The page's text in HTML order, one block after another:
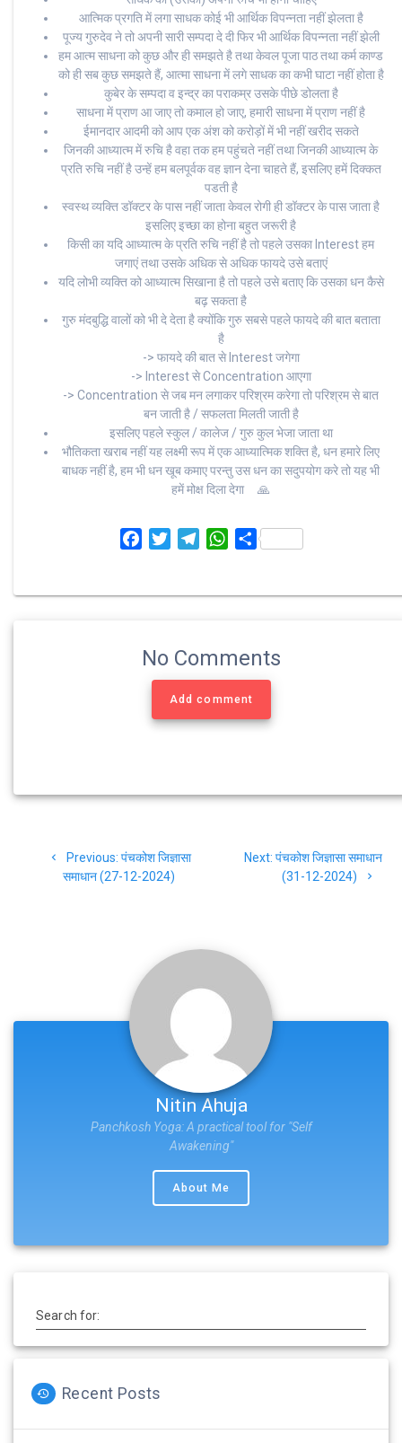
आत्मिक प्रगति में लगा साधक कोई भी आर्थिक विपन्नता नहीं झेलता है
पूज्य गुरुदेव ने तो अपनी सारी सम्पदा दे दी फिर भी आर्थिक विपन्नता नहीं झेली
हम आत्म साधना को कुछ और ही समझते है तथा केवल पूजा पाठ तथा कर्म काण्ड
को ही सब कुछ समझते हैं, आत्मा साधना में लगे साधक का कभी घाटा नहीं होता है
कुबेर के सम्पदा व इन्द्र का पराकम्र उसके पीछे डोलता है
साधना में प्राण आ जाए तो कमाल हो जाए, हमारी साधना में प्राण नहीं है
ईमानदार आदमी को आप एक अंश को करोड़ों में भी नहीं खरीद सकते
जिनकी आध्यात्म में रुचि है वहा तक हम पहुंचते नहीं तथा जिनकी आध्यात्म के
प्रति रुचि नहीं है उन्हें हम बलपूर्वक वह ज्ञान देना चाहते हैं, इसलिए हमें दिक्कत
पडती है
स्वस्थ व्यक्ति डॉक्टर के पास नहीं जाता केवल रोगी ही डॉक्टर के पास जाता है
इसलिए इच्छा का होना बहुत जरूरी है
किसी का यदि आध्यात्म के प्रति रुचि नहीं है तो पहले उसका Interest हम
जगाएं तथा उसके अधिक से अधिक फायदे उसे बताएं
यदि लोभी व्यक्ति को आध्यात्म सिखाना है तो पहले उसे बताए कि उसका धन कैसे
बढ़ सकता है
गुरु मंदबुद्धि वालों को भी दे देता है क्योंकि गुरु सबसे पहले फायदे की बात बताता
है
-> फायदे की बात से Interest जगेगा
-> Interest से Concentration आएगा
-> Concentration से जब मन लगाकर परिश्रम करेगा तो परिश्रम से बात
बन जाती है / सफलता मिलती जाती है
इसलिए पहले स्कुल / कालेज / गुरु कुल भेजा जाता था
भौतिकता खराब नहीं यह लक्ष्मी रूप में एक आध्यात्मिक शक्ति है, धन हमारे लिए
बाधक नहीं है, हम भी धन खूब कमाए परन्तु उस धन का सदुपयोग करे तो यह भी
हमें मोक्ष दिला देगा 🙏
e
o
o
t
e
e
a
W
t
p
S
r
No Comments
Add comment
navigation
Previous: Previous
post:
पंचकोश जिज्ञासा
समाधान (27-12-2024)
Next: Next
post:
पंचकोश जिज्ञासा समाधान
(31-12-2024)
Nitin Ahuja
Panchkosh Yoga: A practical tool for "Self
Awakening"
About Me
Search for:
Recent Posts